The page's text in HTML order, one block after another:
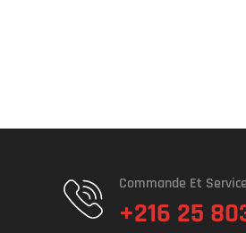
Commande Et Service
+216 25